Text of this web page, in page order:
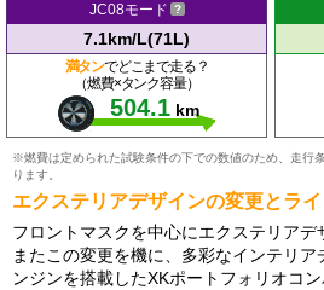
JC08モード
7.1km/L(71L)
満タンでどこまで走る？
（燃費×タンク容量）
504.1 km
※燃費は定められた試験条件の下での数値のため、走行
ります。
エクステリアデザインの変更とラ
フロントマスクを中心にエクステリアデ
またこの変更を機に、多彩なインテリ
ンジンを搭載したXKポートフォリオコ